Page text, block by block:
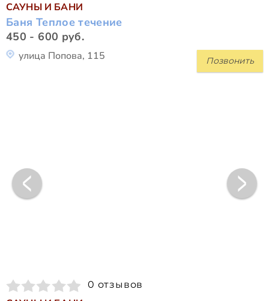
САУНЫ И БАНИ
Баня Теплое течение
450 - 600 руб.
Позвонить
улица Попова, 115
0 отзывов